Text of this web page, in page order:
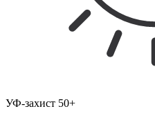
УФ-захист 50+